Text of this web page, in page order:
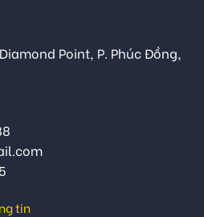
Point, P. Phúc Đồng,
tin